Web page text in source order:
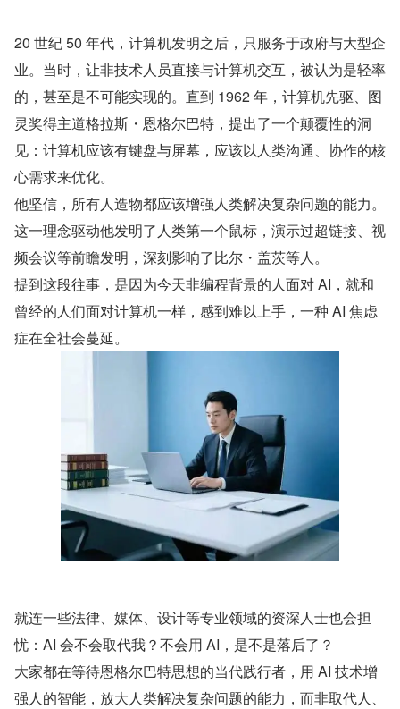
20 世纪 50 年代，计算机发明之后，只服务于政府与大型企
业。当时，让非技术人员直接与计算机交互，被认为是轻率
的，甚至是不可能实现的。直到 1962 年，计算机先驱、图
灵奖得主道格拉斯・恩格尔巴特，提出了一个颠覆性的洞
见：计算机应该有键盘与屏幕，应该以人类沟通、协作的核
心需求来优化。
他坚信，所有人造物都应该增强人类解决复杂问题的能力。
这一理念驱动他发明了人类第一个鼠标，演示过超链接、视
频会议等前瞻发明，深刻影响了比尔・盖茨等人。
提到这段往事，是因为今天非编程背景的人面对 AI，就和
曾经的人们面对计算机一样，感到难以上手，一种 AI 焦虑
症在全社会蔓延。
就连一些法律、媒体、设计等专业领域的资深人士也会担
忧：AI 会不会取代我？不会用 AI，是不是落后了？
大家都在等待恩格尔巴特思想的当代践行者，用 AI 技术增
强人的智能，放大人类解决复杂问题的能力，而非取代人、